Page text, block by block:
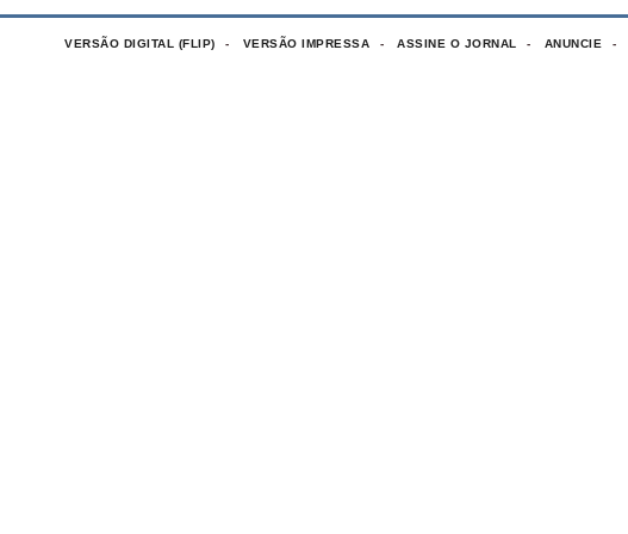
VERSÃO DIGITAL (FLIP) VERSÃO IMPRESSA ASSINE O JORNAL ANUNCIE